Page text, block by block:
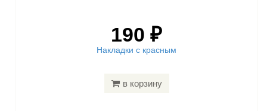
190 ₽
Накладки с красным
в корзину